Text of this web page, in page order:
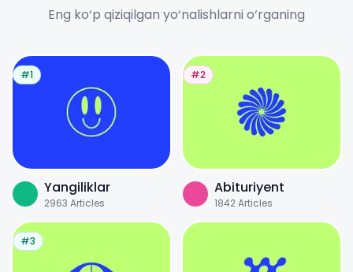
Eng ko‘p qiziqilgan yo‘nalishlarni o‘rganing
#1
Yangiliklar
2963 Articles
#2
Abituriyent
1842Articles
#3